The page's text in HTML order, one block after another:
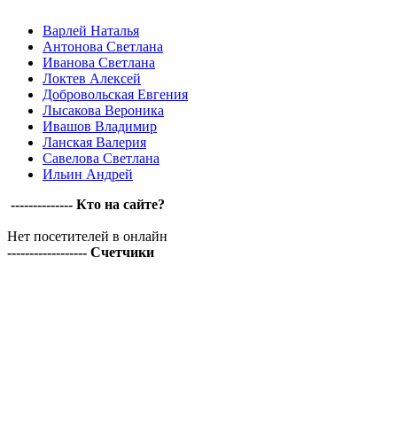
Варлей Наталья
Антонова Светлана
Иванова Светлана
Локтев Алексей
Добровольская Евгения
Лысакова Вероника
Ивашов Владимир
Ланская Валерия
Савелова Светлана
Ильин Андрей
-------------- Кто на сайте?
Нет посетителей в онлайн
------------------ Счетчики